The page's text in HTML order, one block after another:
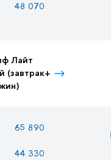
48 070
Лайт
(завтрак+
65 890
44 330